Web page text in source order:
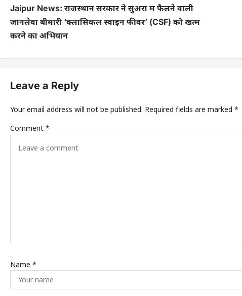
Jaipur News: राजस्थान सरकार ने सुअरों में फैलने वाली
जानलेवा बीमारी ‘क्लासिकल स्वाइन फीवर’ (CSF) को खत्म
करने का अभियान
Leave a Reply
Your email address will not be published. Required fields are marked *
Comment *
Name *